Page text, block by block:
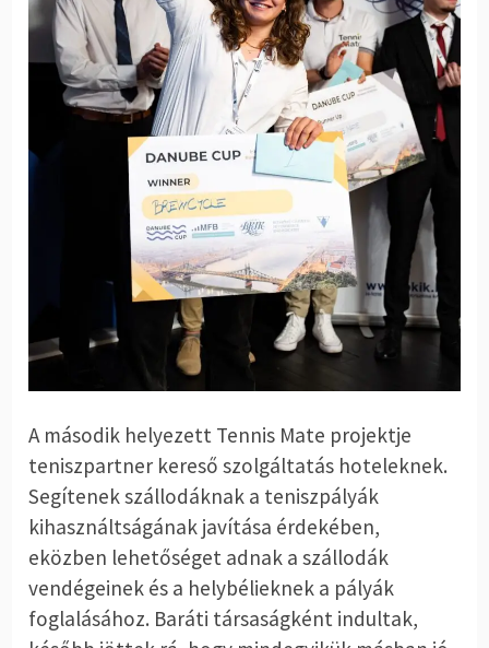
A második helyezett Tennis Mate projektje
teniszpartner kereső szolgáltatás hoteleknek.
Segítenek szállodáknak a teniszpályák
kihasználtságának javítása érdekében,
eközben lehetőséget adnak a szállodák
vendégeinek és a helybélieknek a pályák
foglalásához. Baráti társaságként indultak,